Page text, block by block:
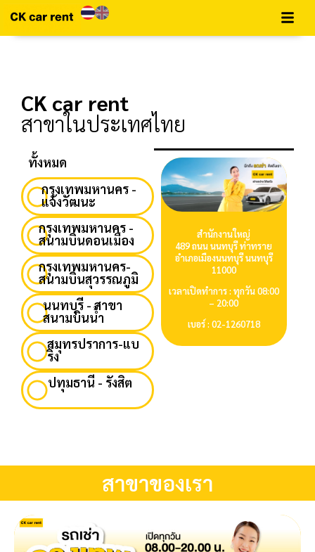
CK car rent
สาขาในประเทศไทย
ทั้งหมด
กรุงเทพมหานคร -
แจ้งวัฒนะ
กรุงเทพมหานคร -
สนามบินดอนเมือง
กรุงเทพมหานคร-
สนามบินสุวรรณภูมิ
นนทบุรี - สาขา
สนามบินน้ำ
สมุทรปราการ-แบ
ริ่ง
ปทุมธานี - รังสิต
สำนักงานใหญ่
489 ถนน นนทบุรี ท่าทราย
อำเภอเมืองนนทบุรี นนทบุรี
11000
เวลาเปิดทำการ : ทุกวัน 08:00
– 20:00
เบอร์ : 02-1260718
สาขาของเรา